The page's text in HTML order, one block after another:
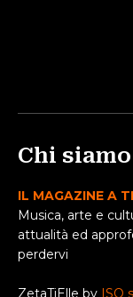
Chi siamo
IL MAGAZINE A
Musica, arte e
attualità ed
perdervi
ZetaTiElle by ISO